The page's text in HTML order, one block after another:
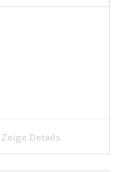
Zeige Details